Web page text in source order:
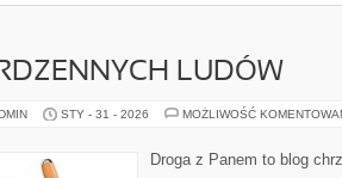
LUDÓW
STY - 31 - 2026 MOŻLIWOŚĆ
Droga z Panem to blog